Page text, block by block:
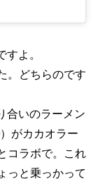
よ。
。どちらのです
いのラーメン
がカカオラー
コラボで。これ
っと乗っかって